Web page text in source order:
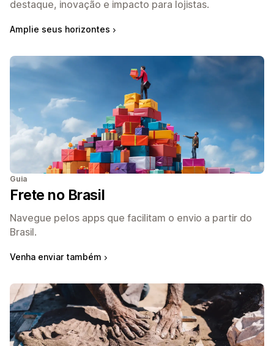
destaque, inovação e impacto para lojistas.
Amplie seus horizontes
Guia
Frete no Brasil
Navegue pelos apps que facilitam o envio a partir do
Brasil.
Venha enviar também